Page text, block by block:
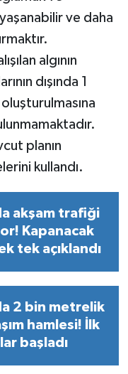
ve daha
algının
dışında 1
planın
kullandı.
akşam trafiği
Kapanacak
tek açıklandı
2 bin metrelik
hamlesi! İlk
başladı